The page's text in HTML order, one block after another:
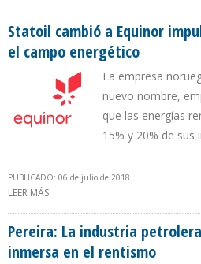
MAYOR DETERIORO
Statoil cambió a Equinor
el campo energético
La empresa
nuevo nombre,
que las energías
15% y 20% de sus
PUBLICADO: 06 de julio de 2018
LEER MÁS
Pereira: La industria
inmersa en el rentismo